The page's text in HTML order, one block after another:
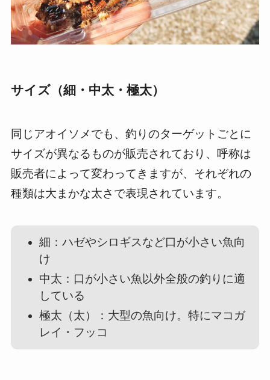
サイズ（細・中太・極太）
同じアオイソメでも、釣りのターゲットごとに
サイズが異なるものが販売されており、呼称は
販売者によって変わってきますが、それぞれの
種類は大まかな太さで表現されています。
細：ハゼやシロギスなど口が小さい魚向
け
中太：口が小さい魚以外全般の釣りに適
している
極太（太）：大型の魚向け。特にマコガ
レイ・フッコ